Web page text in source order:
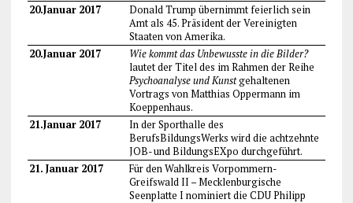
20.Januar 2017
Donald Trump übernimmt feierlich sein
Amt als 45. Präsident der Vereinigten
Staaten von Amerika.
20.Januar 2017
Wie kommt das Unbewusste in die Bilder?
lautet der Titel des im Rahmen der Reihe
Psychoanalyse und Kunstgehaltenen
Vortrags von Matthias Oppermann im
Koeppenhaus.
21.Januar 2017
In der Sporthalle des
BerufsBildungsWerks wird die achtzehnte
JOB- und BildungsEXpo durchgeführt.
21. Januar 2017
Für den Wahlkreis Vorpommern-
Greifswald II – Mecklenburgische
Seenplatte I nominiert die CDU Philipp